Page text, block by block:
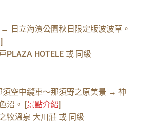
日立海濱公園秋日限定版波波草。
]
PLAZA HOTELE 或 同級
空中纜車～那須野之原美景 → 神
沼。 [景點介紹]
牧溫泉 大川莊 或 同級